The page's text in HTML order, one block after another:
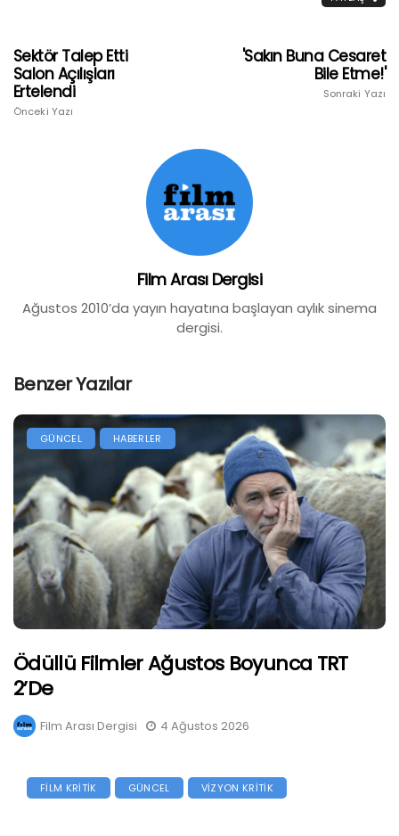
Sektör Talep Etti
Salon Açılışları
Ertelendi
Önceki Yazı
'Sakın Buna Cesaret
Bile Etme!'
Sonraki Yazı
Film Arası Dergisi
Ağustos 2010’da yayın hayatına başlayan aylık sinema
dergisi.
Benzer Yazılar
GÜNCEL HABERLER
Ödüllü Filmler Ağustos Boyunca TRT
2’de
Film Arası Dergisi 4 Ağustos 2026
FİLM KRİTİK GÜNCEL VİZYON KRİTİK